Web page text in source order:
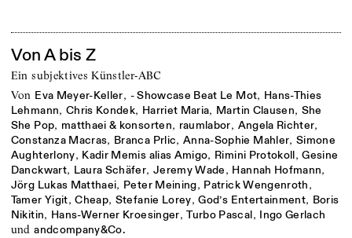
Von A bis Z
Ein subjektives Künstler-ABC
von Eva Meyer-Keller, - Showcase Beat Le Mot, Hans-Thies
Lehmann, Chris Kondek, Harriet Maria, Martin Clausen, She
She Pop, matthaei & konsorten, raumlabor, Angela Richter,
Constanza Macras, Branca Prlic, Anna-Sophie Mahler,Simone
Aughterlony, Kadir Memis alias Amigo, Rimini Protokoll,Gesine
Danckwart, Laura Schäfer, Jeremy Wade, Hannah Hofmann,
Jörg Lukas Matthaei, Peter Meining, Patrick Wengenroth,
Tamer Yigit,Cheap, Stefanie Lorey,God’s Entertainment, Boris
Nikitin, Hans-Werner Kroesinger,Turbo Pascal, Ingo Gerlach
und andcompany&Co.